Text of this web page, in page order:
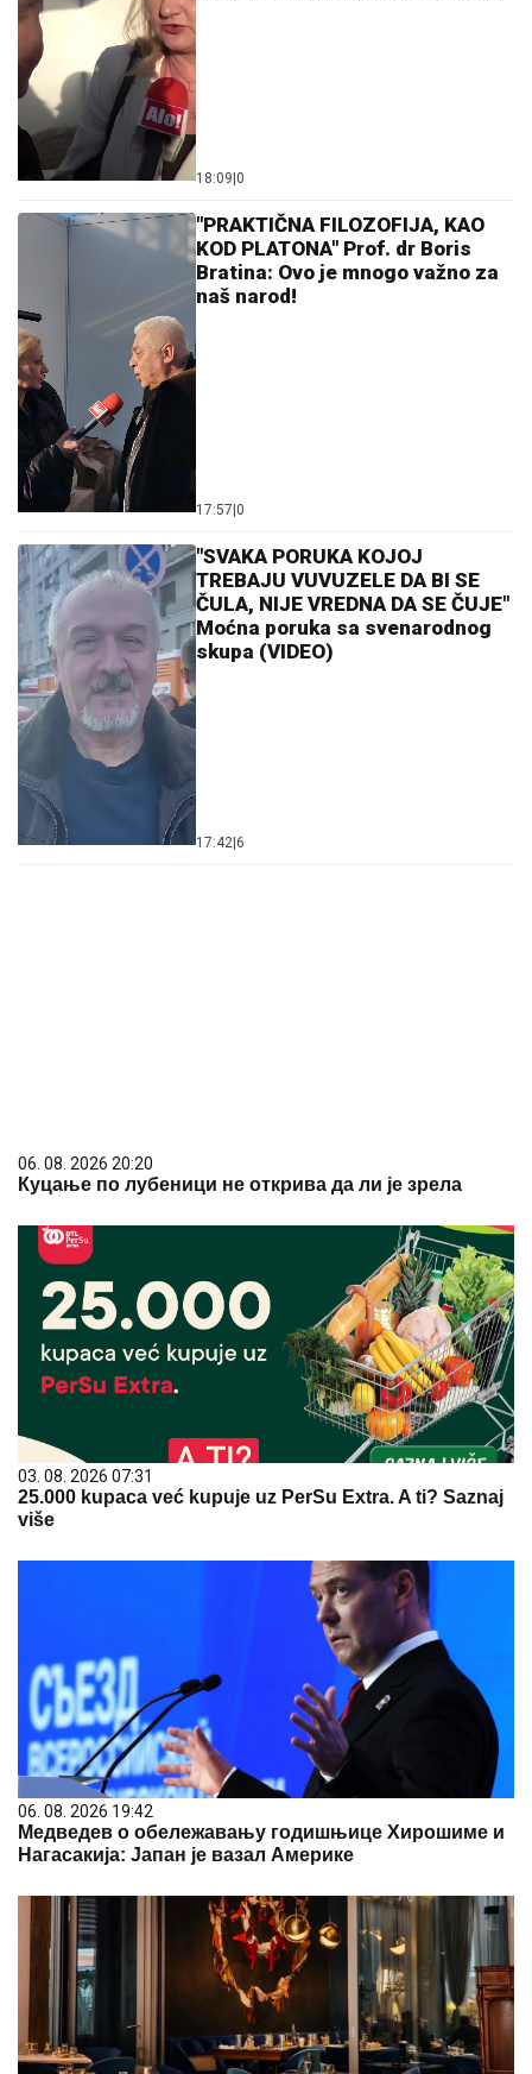
18:09 0
"PRAKTIČNA FILOZOFIJA, KAO
KOD PLATONA" Prof. dr Boris
Bratina: Ovo je mnogo važno za
naš narod!
17:57 0
"SVAKA PORUKA KOJOJ
TREBAJU VUVUZELE DA BI SE
ČULA, NIJE VREDNA DA SE ČUJE"
Moćna poruka sa svenarodnog
skupa (VIDEO)
17:42 6
06. 08. 2026 20:20
Куцање по лубеници не открива да ли је зрела
03. 08. 2026 07:31
25.000 kupaca već kupuje uz PerSu Extra. A ti? Saznaj
više
06. 08. 2026 19:42
Медведев о обележавању годишњице Хирошиме и
Нагасакија: Јапан је вазал Америке